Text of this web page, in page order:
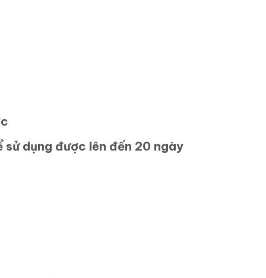
dụng được lên đến 20 ngày